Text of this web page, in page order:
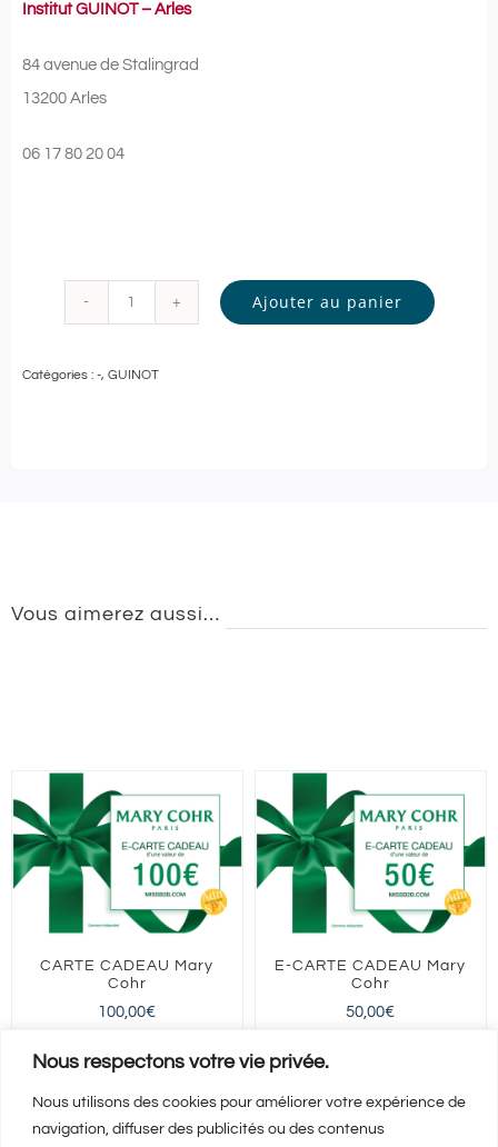
Nous respectons votre vie privée.
Nous utilisons des cookies pour améliorer votre expérience de
navigation, diffuser des publicités ou des contenus
Institut GUINOT – Arles
84 avenue de Stalingrad
13200 Arles
06 17 80 20 04
Guinot
min
Ajouter au panier
Catégories : -, GUINOT
Vous aimerez aussi…
CARTE CADEAU Mary
Cohr
100,00€
FRANCE entière
Ajouter au panier
E-CARTE CADEAU Mary
Cohr
50,00€
Ajouter au panier